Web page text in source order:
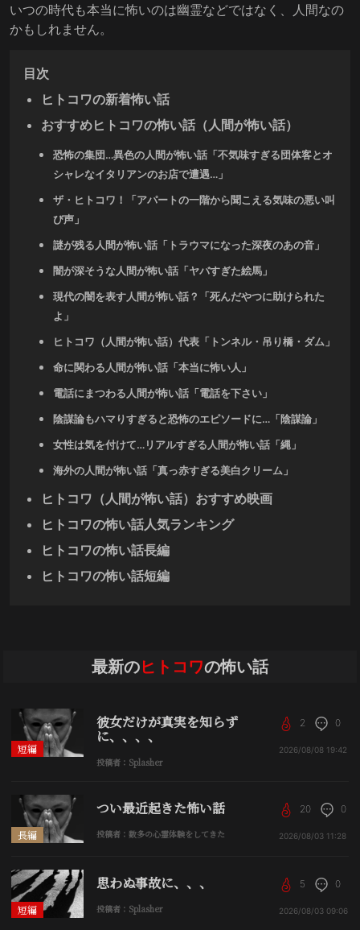
いつの時代も本当に怖いのは幽霊などではなく、人間なの
かもしれません。
目次
ヒトコワの新着怖い話
おすすめヒトコワの怖い話（人間が怖い話）
恐怖の集団…異色の人間が怖い話「不気味すぎる団体客とオ
シャレなイタリアンのお店で遭遇…」
ザ・ヒトコワ！「アパートの一階から聞こえる気味の悪い叫
び声」
謎が残る人間が怖い話「トラウマになった深夜のあの音」
闇が深そうな人間が怖い話「ヤバすぎた絵馬」
現代の闇を表す人間が怖い話？「死んだやつに助けられた
よ」
ヒトコワ（人間が怖い話）代表「トンネル・吊り橋・ダム」
命に関わる人間が怖い話「本当に怖い人」
電話にまつわる人間が怖い話「電話を下さい」
陰謀論もハマりすぎると恐怖のエピソードに…「陰謀論」
女性は気を付けて…リアルすぎる人間が怖い話「縄」
海外の人間が怖い話「真っ赤すぎる美白クリーム」
ヒトコワ（人間が怖い話）おすすめ映画
ヒトコワの怖い話人気ランキング
ヒトコワの怖い話長編
ヒトコワの怖い話短編
最新のヒトコワの怖い話
短編
彼女だけが真実を知らず
に、、、、
投稿者：Splasher
2 0
2026/08/08 19:42
長編
つい最近起きた怖い話
投稿者：数多の心霊体験をしてきた
20 0
2026/08/03 11:28
短編
思わぬ事故に、、、
投稿者：Splasher
5 0
2026/08/03 09:06